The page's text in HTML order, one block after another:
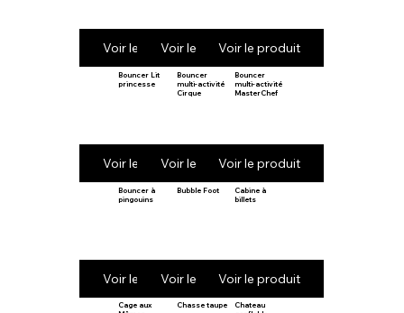
Voir le produitVoir le produitVoir le produit
Bouncer Lit
princesse
Voir le produit
Bouncer
multi-activité
Cirque
Voir le produit
Bouncer
multi-activité
MasterChef
Voir le produit
Bouncer à
pingouins
Voir le produit
Bubble Foot
Voir le produit
Cabine à
billets
Voir le produit
Cage aux
Chasse taupe
Chateau